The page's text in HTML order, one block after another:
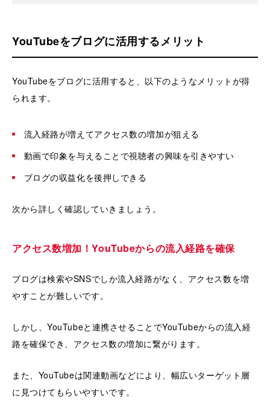
YouTubeをブログに活用するメリット
YouTubeをブログに活用すると、以下のようなメリットが得
られます。
流入経路が増えてアクセス数の増加が狙える
動画で印象を与えることで視聴者の興味を引きやすい
ブログの収益化を後押しできる
次から詳しく確認していきましょう。
アクセス数増加！YouTubeからの流入経路を確保
ブログは検索やSNSでしか流入経路がなく、アクセス数を増
やすことが難しいです。
しかし、YouTubeと連携させることでYouTubeからの流入経
路を確保でき、アクセス数の増加に繋がります。
また、YouTubeは関連動画などにより、幅広いターゲット層
に見つけてもらいやすいです。